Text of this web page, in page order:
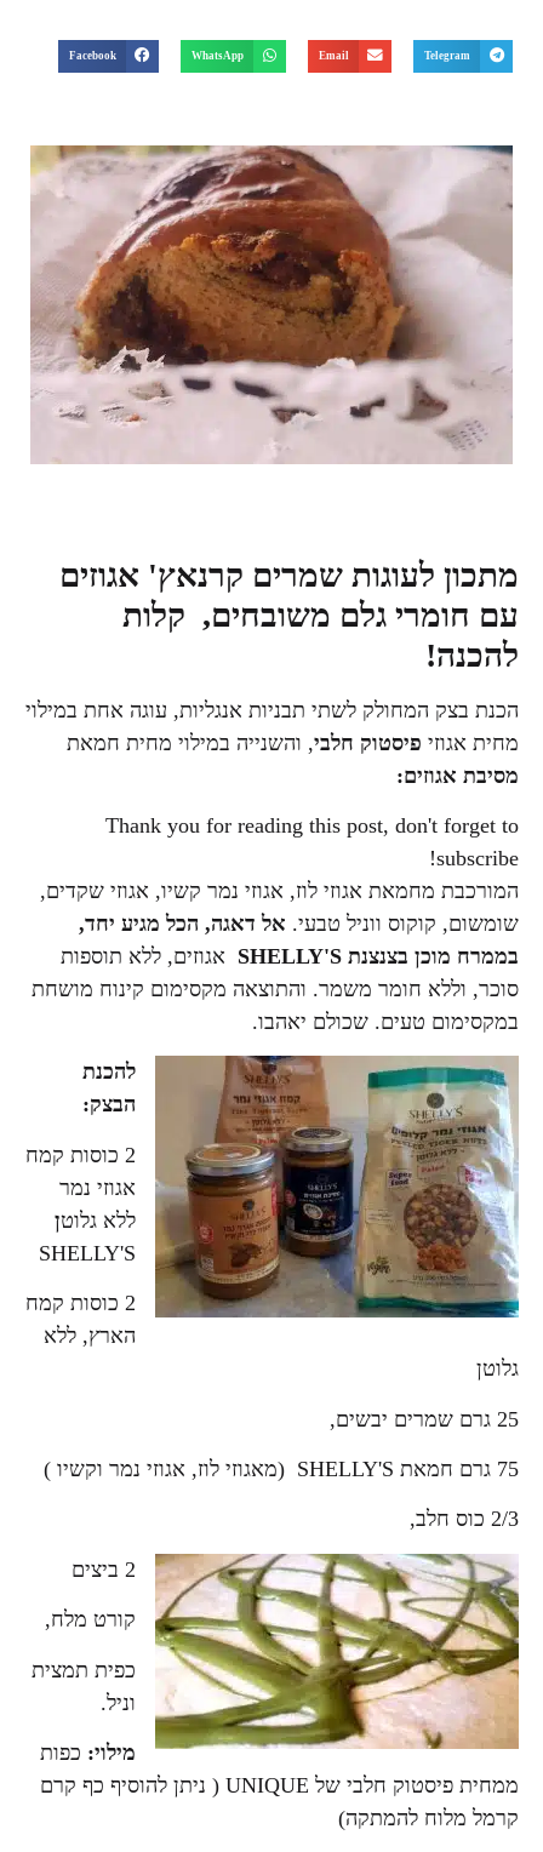
Telegram
Email
WhatsApp
Facebook
מתכון לעוגות שמרים קרנאץ' אגוזים
עם חומרי גלם משובחים, קלות
להכנה!
הכנת בצק המחולק לשתי תבניות אנגליות, עוגה אחת במילוי
מחית אגוזי פיסטוק חלבי, והשנייה במילוי מחית חמאת
מסיבת אגוזים:
Thank you for reading this post, don't forget to
subscribe!
המורכבת מחמאת אגוזי לוז, אגוזי נמר קשיו, אגוזי שקדים,
שומשום, קוקוס ווניל טבעי. אל דאגה, הכל מגיע יחד,
בממרח מוכן בצנצנת SHELLY'S
אגוזים, ללא תוספות
סוכר, וללא חומר משמר. והתוצאה מקסימום קינוח מושחת
במקסימום טעים. שכולם יאהבו.
להכנת
הבצק:
2 כוסות קמח
אגוזי נמר
ללא גלוטן
SHELLY'S
2 כוסות קמח
הארץ, ללא
גלוטן
25 גרם שמרים יבשים,
75 גרם חמאת SHELLY'S (מאגוזי לוז, אגוזי נמר וקשיו )
2/3 כוס חלב,
2 ביצים
קורט מלח,
כפית תמצית
וניל.
מילוי: כפות
ממחית פיסטוק חלבי של UNIQUE ( ניתן להוסיף כף קרם
קרמל מלוח להמתקה)